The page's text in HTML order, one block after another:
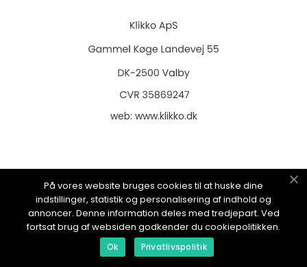
web: www.klikko.dk
Menu
Annoncering
Om os
På vores website bruges cookies til at huske dine
indstillinger, statistik og personalisering af indhold og
annoncer. Denne information deles med tredjepart. Ved
fortsat brug af websiden godkender du cookiepolitikken.
Ok Privatlivspolitik